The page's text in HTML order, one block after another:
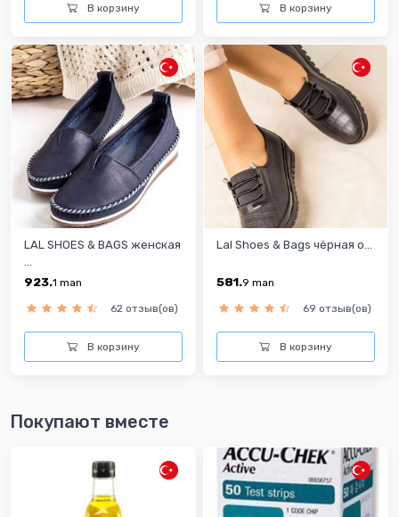
В корзину В корзину
LAL SHOES & BAGS женская
...
923.1 man
62 отзыв(ов)
В корзину
Lal Shoes & Bags чёрная о...
581.9 man
69 отзыв(ов)
В корзину
Покупают вместе